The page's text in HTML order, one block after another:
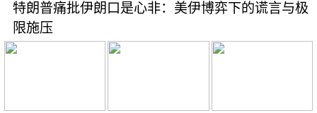
特朗普痛批伊朗口是心非：美伊博弈下的谎言与极
限施压